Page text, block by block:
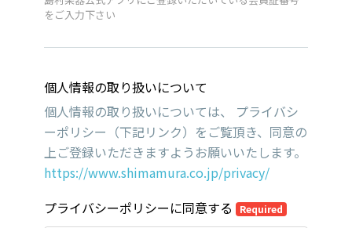
をご入力下さい
個人情報の取り扱いについて
個人情報の取り扱いについては、 プライバシ
ーポリシー（下記リンク）をご覧頂き、同意の
上ご登録いただきますようお願いいたします。
https://www.shimamura.co.jp/privacy/
プライバシーポリシーに同意する
Required